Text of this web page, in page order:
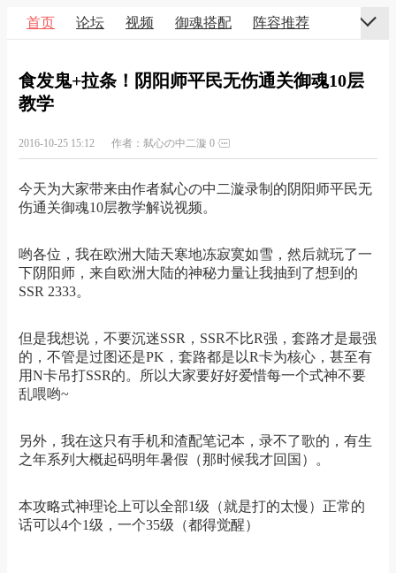
首页 论坛 视频 御魂搭配 阵容推荐
食发鬼+拉条！阴阳师平民无伤通关御魂10层
教学
2016-10-25 15:12 作者：弑心の中二漩 0
今天为大家带来由作者弑心の中二漩录制的阴阳师平民无
伤通关御魂10层教学解说视频。
哟各位，我在欧洲大陆天寒地冻寂寞如雪，然后就玩了一
下阴阳师，来自欧洲大陆的神秘力量让我抽到了想到的
SSR 2333。
但是我想说，不要沉迷SSR，SSR不比R强，套路才是最强
的，不管是过图还是PK，套路都是以R卡为核心，甚至有
用N卡吊打SSR的。所以大家要好好爱惜每一个式神不要
乱喂哟~
另外，我在这只有手机和渣配笔记本，录不了歌的，有生
之年系列大概起码明年暑假（那时候我才回国）。
本攻略式神理论上可以全部1级（就是打的太慢）正常的
话可以4个1级，一个35级（都得觉醒）